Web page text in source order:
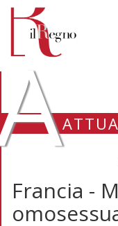
Francia -